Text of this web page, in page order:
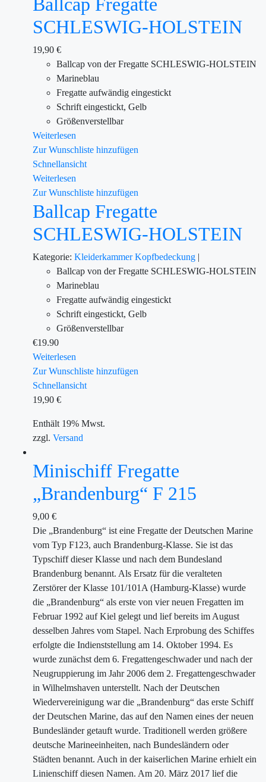
SCHLESWIG-HOLSTEIN
19,90 €
Ballcap von der Fregatte SCHLESWIG-HOLSTEIN
Marineblau
Fregatte aufwändig eingestickt
Schrift eingestickt, Gelb
Größenverstellbar
Weiterlesen
Zur Wunschliste hinzufügen
Schnellansicht
Weiterlesen
Zur Wunschliste hinzufügen
Ballcap Fregatte
SCHLESWIG-HOLSTEIN
Kategorie: KleiderkammerKopfbedeckung |
Ballcap von der Fregatte SCHLESWIG-HOLSTEIN
Marineblau
Fregatte aufwändig eingestickt
Schrift eingestickt, Gelb
Größenverstellbar
€19.90
Weiterlesen
Zur Wunschliste hinzufügen
Schnellansicht
19,90 €
Enthält 19% Mwst.
zzgl. Versand
Minischiff Fregatte
„Brandenburg“ F 215
9,00 €
Die „Brandenburg“ ist eine Fregatte der Deutschen Marine
vom Typ F123, auch Brandenburg-Klasse. Sie ist das
Typschiff dieser Klasse und nach dem Bundesland
Brandenburg benannt. Als Ersatz für die veralteten
Zerstörer der Klasse 101/101A (Hamburg-Klasse) wurde
die „Brandenburg“ als erste von vier neuen Fregatten im
Februar 1992 auf Kiel gelegt und lief bereits im August
desselben Jahres vom Stapel. Nach Erprobung des Schiffes
erfolgte die Indienststellung am 14. Oktober 1994. Es
wurde zunächst dem 6. Fregattengeschwader und nach der
Neugruppierung im Jahr 2006 dem 2. Fregattengeschwader
in Wilhelmshaven unterstellt. Nach der Deutschen
Wiedervereinigung war die „Brandenburg“ das erste Schiff
der Deutschen Marine, das auf den Namen eines der neuen
Bundesländer getauft wurde. Traditionell werden größere
deutsche Marineeinheiten, nach Bundesländern oder
Städten benannt. Auch in der kaiserlichen Marine erhielt ein
Linienschiff diesen Namen. Am 20. März 2017 lief die